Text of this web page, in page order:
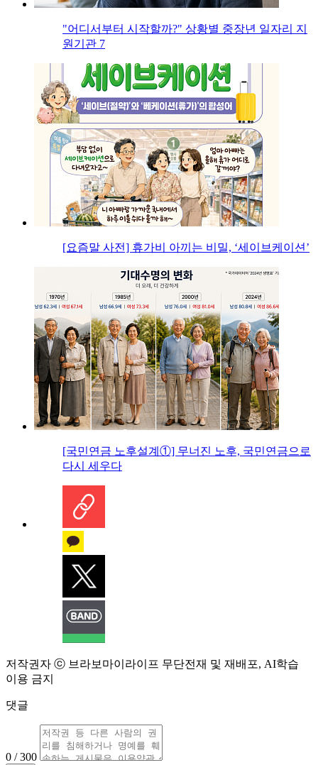
"어디서부터 시작할까?" 상황별 중장년 일자리 지
원기관 7
[요즘말 사전] 휴가비 아끼는 비밀, ‘세이브케이션’
[국민연금 노후설계①] 무너진 노후, 국민연금으로
다시 세우다
저작권자 ⓒ 브라보마이라이프 무단전재 및 재배포, AI학습
이용 금지
댓글
0 / 300